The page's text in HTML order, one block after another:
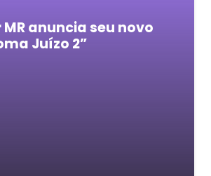
MR anuncia seu novo
Juízo 2”